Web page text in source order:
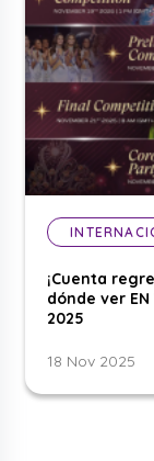
¡Cuenta
dónde ver
2025
18 Nov 2025